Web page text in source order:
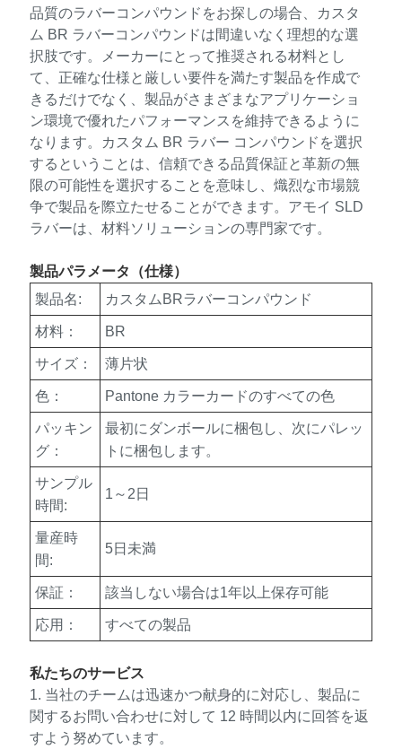
品質のラバーコンパウンドをお探しの場合、カスタ
ム BR ラバーコンパウンドは間違いなく理想的な選
択肢です。メーカーにとって推奨される材料とし
て、正確な仕様と厳しい要件を満たす製品を作成で
きるだけでなく、製品がさまざまなアプリケーショ
ン環境で優れたパフォーマンスを維持できるように
なります。カスタム BR ラバー コンパウンドを選択
するということは、信頼できる品質保証と革新の無
限の可能性を選択することを意味し、熾烈な市場競
争で製品を際立たせることができます。アモイ SLD
ラバーは、材料ソリューションの専門家です。
製品パラメータ（仕様）
製品名:
カスタムBRラバーコンパウンド
材料： BR
サイズ： 薄片状
色： Pantone カラーカードのすべての色
パッキン
グ：
最初にダンボールに梱包し、次にパレッ
トに梱包します。
サンプル
時間:
1～2日
量産時
間:
5日未満
保証： 該当しない場合は1年以上保存可能
応用： すべての製品
私たちのサービス
1. 当社のチームは迅速かつ献身的に対応し、製品に
関するお問い合わせに対して 12 時間以内に回答を返
すよう努めています。